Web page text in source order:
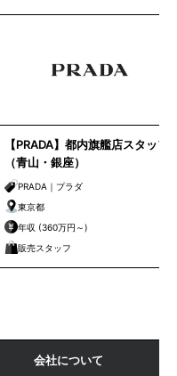
【PRADA】都内旗艦店スタッフ
（青山・銀座）
PRADA｜プラダ
東京都
年収 (360万円～)
販売スタッフ
会社について